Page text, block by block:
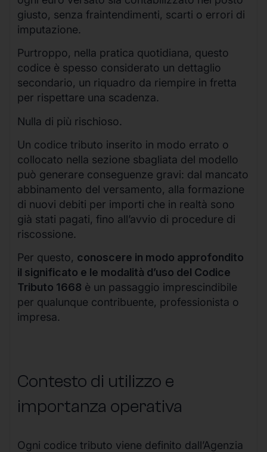
giusto, senza fraintendimenti, scarti o errori di
imputazione.
Purtroppo, nella pratica quotidiana, questo
codice è spesso considerato un dettaglio
secondario, un riquadro da riempire in fretta
per rispettare una scadenza.
Nulla di più rischioso.
Un codice tributo inserito in modo errato o
collocato nella sezione sbagliata del modello
può generare conseguenze gravi: dal mancato
abbinamento del versamento, alla formazione
di nuovi debiti per importi che in realtà sono
già stati pagati, fino all’avvio di procedure di
riscossione.
Per questo, conoscere in modo approfondito
il significato e le modalità d’uso del Codice
Tributo 1668 è un passaggio imprescindibile
per qualunque contribuente, professionista o
impresa.
Contesto di utilizzo e
importanza operativa
Ogni codice tributo viene definito dall’Agenzia